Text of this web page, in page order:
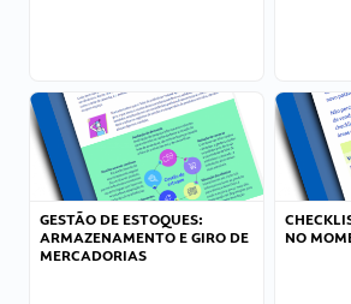
GESTÃO DE ESTOQUES:
ARMAZENAMENTO E GIRO DE
MERCADORIAS
NO